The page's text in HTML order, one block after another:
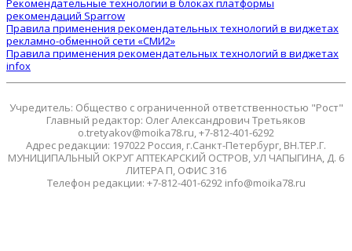
Рекомендательные технологии в блоках платформы
рекомендаций Sparrow
Правила применения рекомендательных технологий в виджетах
рекламно-обменной сети «СМИ2»
Правила применения рекомендательных технологий в виджетах
infox
Учредитель: Общество с ограниченной ответственностью "Рост"
Главный редактор: Олег Александрович Третьяков
o.tretyakov@moika78.ru, +7-812-401-6292
Адрес редакции: 197022 Россия, г.Санкт-Петербург, ВН.ТЕР.Г.
МУНИЦИПАЛЬНЫЙ ОКРУГ АПТЕКАРСКИЙ ОСТРОВ, УЛ ЧАПЫГИНА, Д. 6
ЛИТЕРА П, ОФИС 316
Телефон редакции: +7-812-401-6292 info@moika78.ru